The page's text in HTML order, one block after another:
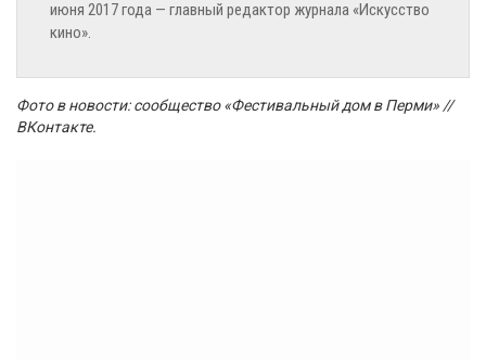
июня 2017 года — главный редактор журнала «Искусство
кино».
Фото в новости: сообщество «Фестивальный дом в Перми» //
ВКонтакте.